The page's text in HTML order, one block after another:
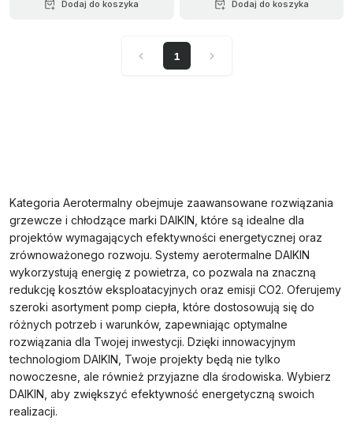
Dodaj do koszyka Dodaj do koszyka
1
Kategoria Aerotermalny obejmuje zaawansowane rozwiązania
grzewcze i chłodzące marki DAIKIN, które są idealne dla
projektów wymagających efektywności energetycznej oraz
zrównoważonego rozwoju. Systemy aerotermalne DAIKIN
wykorzystują energię z powietrza, co pozwala na znaczną
redukcję kosztów eksploatacyjnych oraz emisji CO2. Oferujemy
szeroki asortyment pomp ciepła, które dostosowują się do
różnych potrzeb i warunków, zapewniając optymalne
rozwiązania dla Twojej inwestycji. Dzięki innowacyjnym
technologiom DAIKIN, Twoje projekty będą nie tylko
nowoczesne, ale również przyjazne dla środowiska. Wybierz
DAIKIN, aby zwiększyć efektywność energetyczną swoich
realizacji.